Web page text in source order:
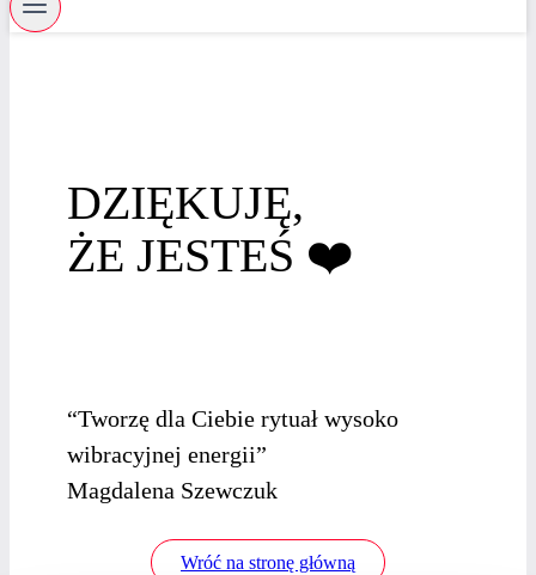
DZIĘKUJĘ,
ŻE JESTEŚ ❤️
“Tworzę dla Ciebie rytuał wysoko
wibracyjnej energii”
Magdalena Szewczuk
Wróć na stronę główną